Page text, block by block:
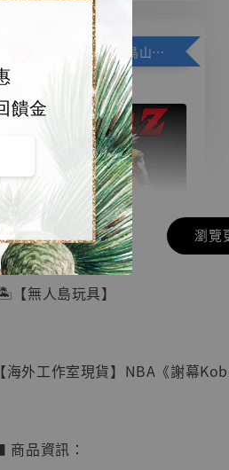
饋金
加購優惠【悟空 鳥山明紀念款 [奇蹟工作室]】
【店內現貨】七龍珠
系列蒐藏雕像 悟空
NT$ 4,280
- +
加入購物車
瀏覽
【無人島玩具】
【海外工作室現貨】NBA《謝幕
商品資訊：